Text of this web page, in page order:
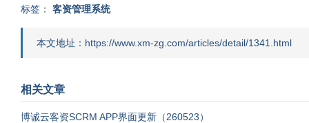
标签： 客资管理系统
本文地址：https://www.xm-zg.com/articles/detail/1341.html
相关文章
博诚云客资SCRM APP界面更新（260523）